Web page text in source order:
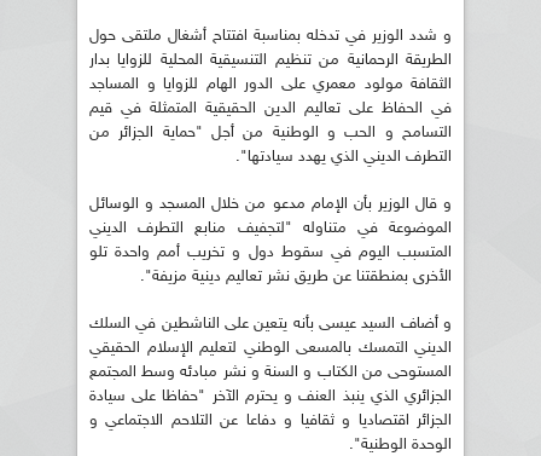
و شدد الوزير في تدخله بمناسبة افتتاح أشغال ملتقى حول
الطريقة الرحمانية من تنظيم التنسيقية المحلية للزوايا بدار
الثقافة مولود معمري على الدور الهام للزوايا و المساجد
في الحفاظ على تعاليم الدين الحقيقية المتمثلة في قيم
التسامح و الحب و الوطنية من أجل "حماية الجزائر من
التطرف الديني الذي يهدد سيادتها".
و قال الوزير بأن الإمام مدعو من خلال المسجد و الوسائل
الموضوعة في متناوله "لتجفيف منابع التطرف الديني
المتسبب اليوم في سقوط دول و تخريب أمم واحدة تلو
الأخرى بمنطقتنا عن طريق نشر تعاليم دينية مزيفة".
و أضاف السيد عيسى بأنه يتعين على الناشطين في السلك
الديني التمسك بالمسعى الوطني لتعليم الإسلام الحقيقي
المستوحى من الكتاب و السنة و نشر مبادئه وسط المجتمع
الجزائري الذي ينبذ العنف و يحترم الآخر "حفاظا على سيادة
الجزائر اقتصاديا و ثقافيا و دفاعا عن التلاحم الاجتماعي و
الوحدة الوطنية".